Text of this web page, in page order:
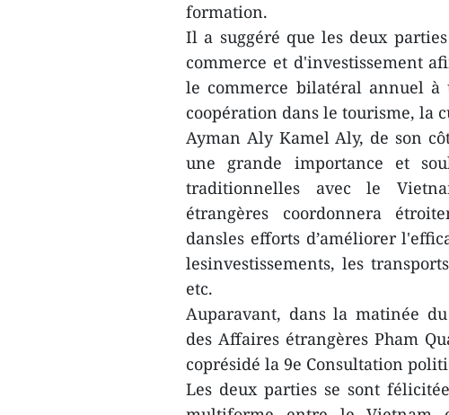
formation.
Il a suggéré que les deux
commerce et d'investissement
le commerce bilatéral annuel
coopération dans le tourisme, la
Ayman Aly Kamel Aly, de son
une grande importance et
traditionnelles avec le
étrangères coordonnera
dansles efforts d’améliorer
lesinvestissements, les
etc.
Auparavant, dans la matinée
des Affaires étrangères Pham
coprésidé la 9e Consultation
Les deux parties se sont